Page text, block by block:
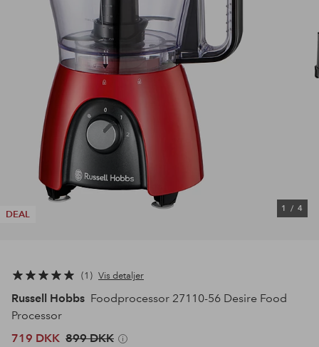
DEAL
1 / 4
1 Vis detaljer
Russell Hobbs Foodprocessor 27110-56 Desire Food
Processor
719 DKK 899 DKK